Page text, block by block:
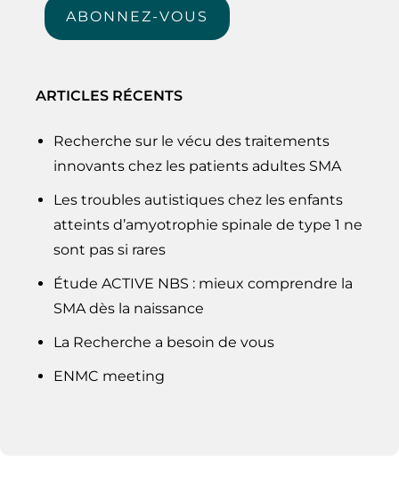
mail…
ABONNEZ-VOUS
ARTICLES RÉCENTS
Recherche sur le vécu des traitements
innovants chez les patients adultes SMA
Les troubles autistiques chez les enfants
atteints d’amyotrophie spinale de type 1 ne
sont pas si rares
Étude ACTIVE NBS : mieux comprendre la
SMA dès la naissance
La Recherche a besoin de vous
ENMC meeting